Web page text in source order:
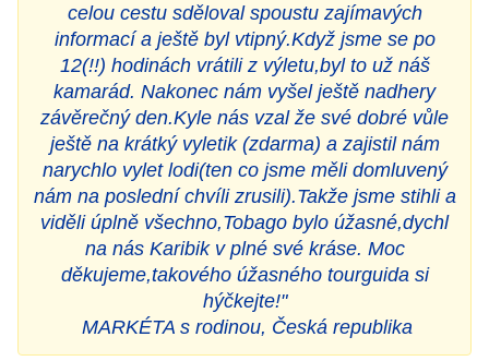
celou cestu sděloval spoustu zajímavých
informací a ještě byl vtipný.Když jsme se po
12(!!) hodinách vrátili z výletu,byl to už náš
kamarád. Nakonec nám vyšel ještě nadhery
závěrečný den.Kyle nás vzal že své dobré vůle
ještě na krátký vyletik (zdarma) a zajistil nám
narychlo vylet lodi(ten co jsme měli domluvený
nám na poslední chvíli zrusili).Takže jsme stihli a
viděli úplně všechno,Tobago bylo úžasné,dychl
na nás Karibik v plné své kráse. Moc
děkujeme,takového úžasného tourguida si
hýčkejte!"
MARKÉTA s rodinou, Česká republika